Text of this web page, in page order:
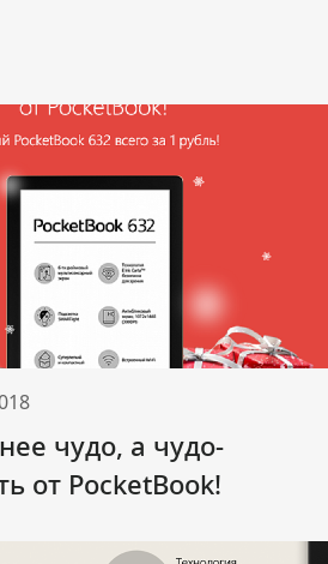
чудо, а чудо-
от PocketBook!